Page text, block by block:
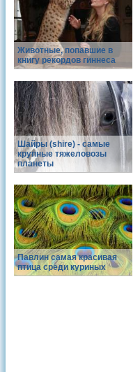
Животные, попавшие в
книгу рекордов гиннеса
Шайры (shire) - самые
крупные тяжеловозы
планеты
Павлин самая красивая
птица среди куриных